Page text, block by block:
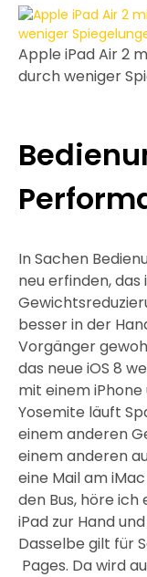
Apple iPad Air 2
durch weniger
In Sachen
neu erfinden, das
besser in der
Vorgänger
das neue iOS 8
mit einem iPhone
Yosemite läuft
einem anderen
einem anderen
eine Mail am
den Bus, höre ich
iPad zur Hand
Dasselbe gilt für
Pages. Da wird